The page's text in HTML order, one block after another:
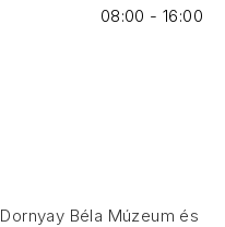
08:00 - 16:00
Dornyay Béla Múzeum és